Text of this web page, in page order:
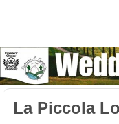
La Piccola